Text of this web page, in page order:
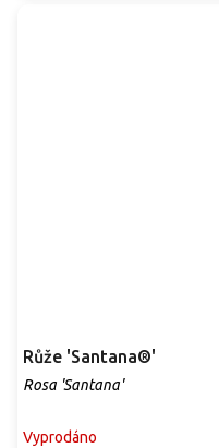
Růže 'Santana®'
Rosa 'Santana'
Vyprodáno